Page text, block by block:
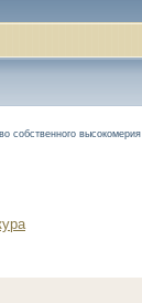
собственного высокомерия